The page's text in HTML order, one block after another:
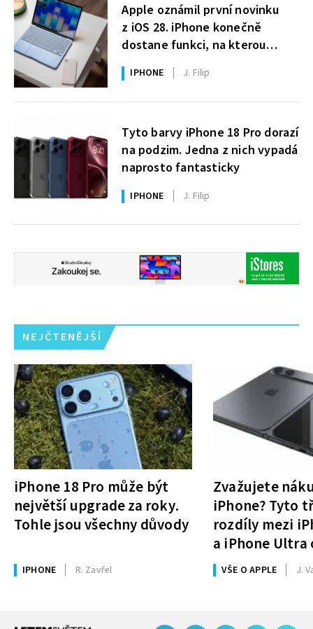
Apple oznámil první novinku
z iOS 28. iPhone konečně
dostane funkci, na kterou
uživatelé Windows čekají roky
IPHONE J. Filip
Tyto barvy iPhone 18 Pro dorazí
na podzim. Jedna z nich vypadá
naprosto fantasticky
IPHONE J. Filip
NEJČTENĚJŠÍ
iPhone 18 Pro může být
největší upgrade za roky.
Tohle jsou všechny důvody
IPHONE R. Zavřel
Zvažujete
iPhone? Tyto
rozdíly mezi
a iPhone Ultra
rozhodnutí
VŠE O APPLE J.